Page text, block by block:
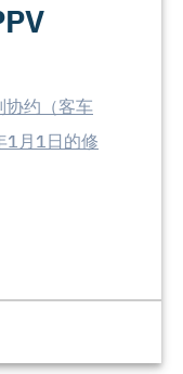
协约（客车
1月1日的修